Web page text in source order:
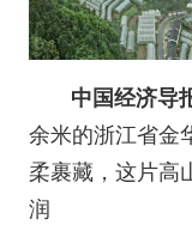
中国经济导
余米的浙江省金
柔裹藏，这片高
润